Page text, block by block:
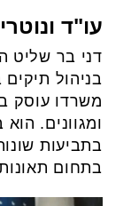
עו"ד
דני בר שליט
בניהול
משרדו עוסק
ומגוונים.
בתביעות
בתחום